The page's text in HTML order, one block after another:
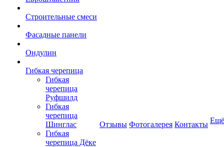
Строительные смеси
Фасадные панели
Ондулин
Гибкая черепица
Гибкая
черепица
Руфшилд
Гибкая
черепица
Шинглас
Гибкая
черепица Дёке
Отзывы Фотогалерея Контакты Ещё